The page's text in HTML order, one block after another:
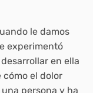
le damos
experimentó
en ella
el dolor
persona y ha